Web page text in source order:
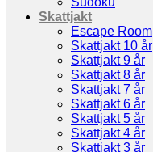
Skattjakt
Escape Room
Skattjakt 10 år
Skattjakt 9 år
Skattjakt 8 år
Skattjakt 7 år
Skattjakt 6 år
Skattjakt 5 år
Skattjakt 4 år
Skattjakt 3 år